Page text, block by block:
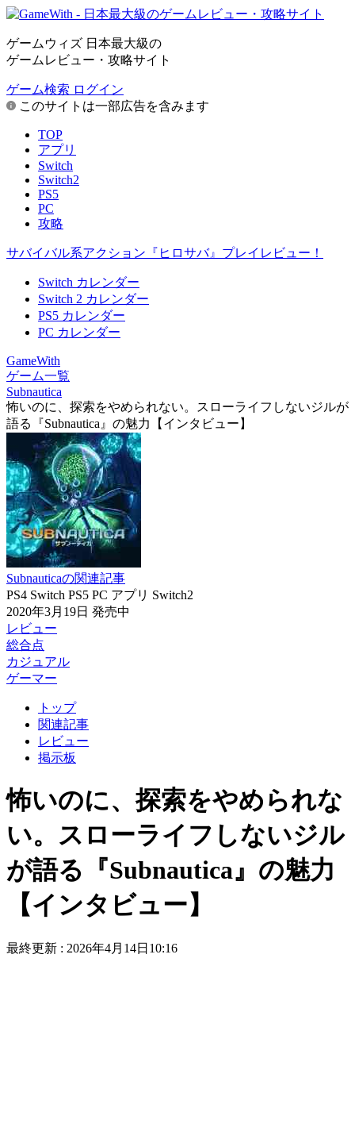
ゲームウィズ 日本最大級の
ゲームレビュー・攻略サイト
ゲーム検索 ログイン
このサイトは一部広告を含みます
TOP
アプリ
Switch
Switch2
PS5
PC
攻略
サバイバル系アクション『ヒロサバ』プレイレビュー！
Switch カレンダー
Switch 2 カレンダー
PS5 カレンダー
PC カレンダー
GameWith
ゲーム一覧
Subnautica
怖いのに、探索をやめられない。スローライフしないジルが
語る『Subnautica』の魅力【インタビュー】
Subnauticaの関連記事
PS4 Switch PS5 PC アプリ Switch2
2020年3月19日 発売中
レビュー
総合点
カジュアル
ゲーマー
トップ
関連記事
レビュー
掲示板
怖いのに、探索をやめられな
い。スローライフしないジル
が語る『Subnautica』の魅力
【インタビュー】
最終更新 : 2026年4月14日10:16